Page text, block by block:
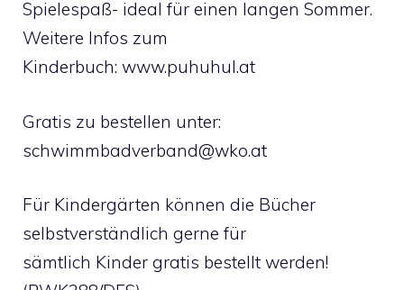
Spielespaß- ideal für einen langen Sommer.
Weitere Infos zum
Kinderbuch: www.puhuhul.at
Gratis zu bestellen unter:
schwimmbadverband@wko.at
Für Kindergärten können die Bücher
selbstverständlich gerne für
sämtlich Kinder gratis bestellt werden!